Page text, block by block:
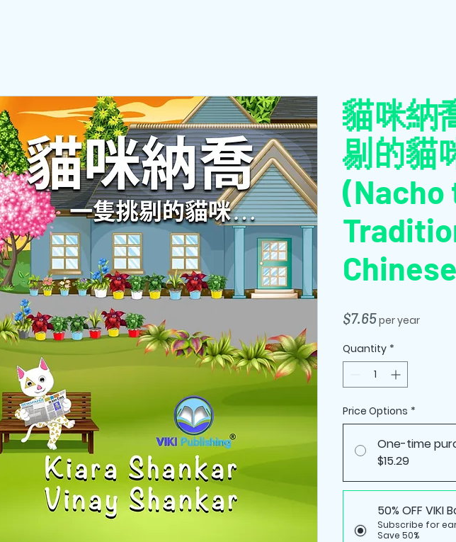
貓咪納
剔的貓
(Nacho
$7.65Price
per year
Quantity *
Price Options *
One-time
$15.29
50% OFF VIKI
Subscribe for
Save 50%